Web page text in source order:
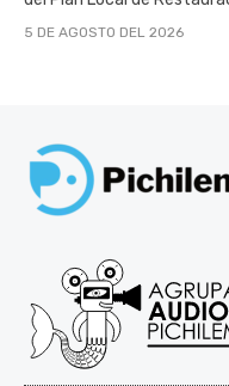
5 DE AGOSTO DEL 2026